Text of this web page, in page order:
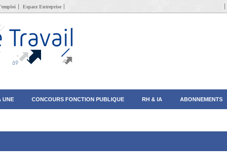
Espace Entreprise
UNE CONCOURS FONCTION PUBLIQUE RH & IA ABONNEMENTS